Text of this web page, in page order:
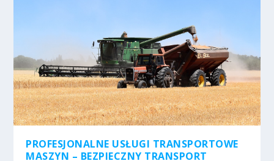
PROFESJONALNE USŁUGI TRANSPORTOWE
MASZYN – BEZPIECZNY TRANSPORT